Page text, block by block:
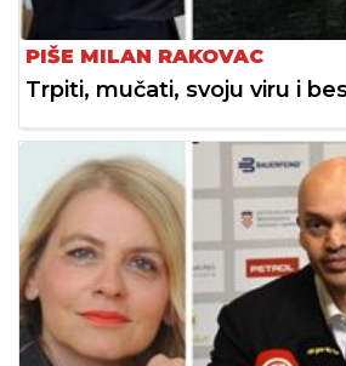
PIŠE MILAN RAKOVAC
Trpiti, mučati, svoju viru i